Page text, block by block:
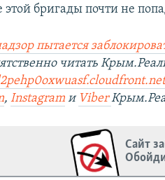
этой бригады почти не
пытается
читать
,Instagram и Viber
Сайт